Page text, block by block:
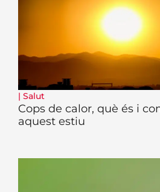
| Salut
Cops de calor, què és i
aquest estiu